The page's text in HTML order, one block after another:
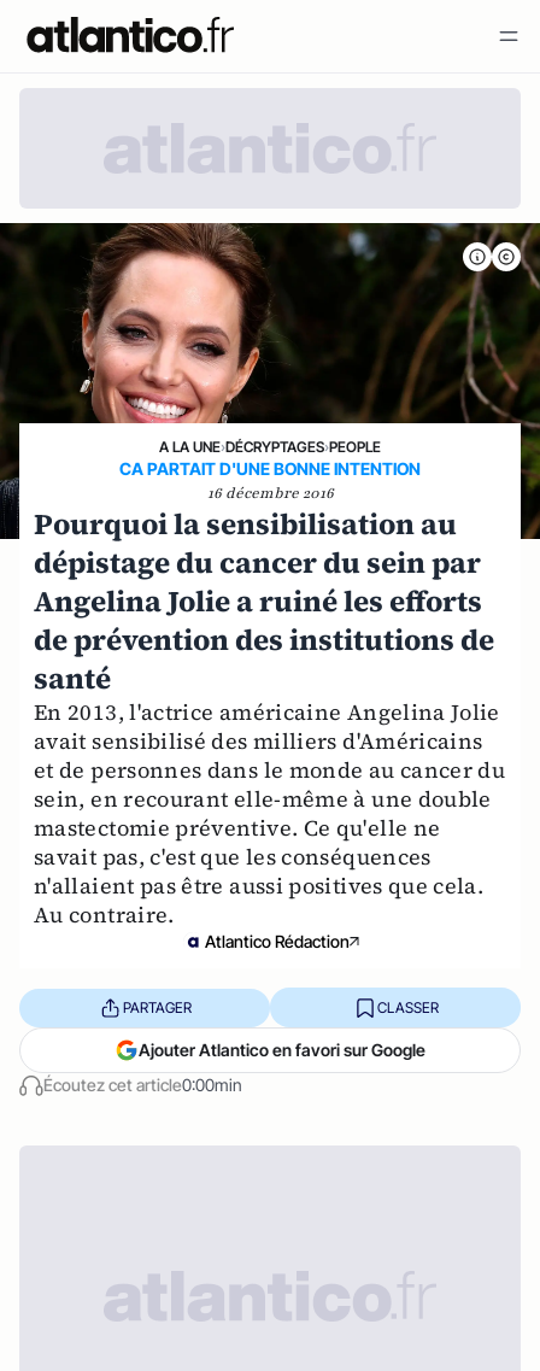
A LA UNE›DÉCRYPTAGES›PEOPLE
CA PARTAIT D'UNE BONNE INTENTION
16 décembre 2016
Pourquoi la sensibilisation au
dépistage du cancer du sein par
Angelina Jolie a ruiné les efforts
de prévention des institutions de
santé
En 2013, l'actrice américaine Angelina Jolie
avait sensibilisé des milliers d'Américains
et de personnes dans le monde au cancer du
sein, en recourant elle-même à une double
mastectomie préventive. Ce qu'elle ne
savait pas, c'est que les conséquences
n'allaient pas être aussi positives que cela.
Au contraire.
Atlantico Rédaction
Écoutez cet article0:00min
PARTAGER CLASSER
Ajouter Atlantico en favori sur Google